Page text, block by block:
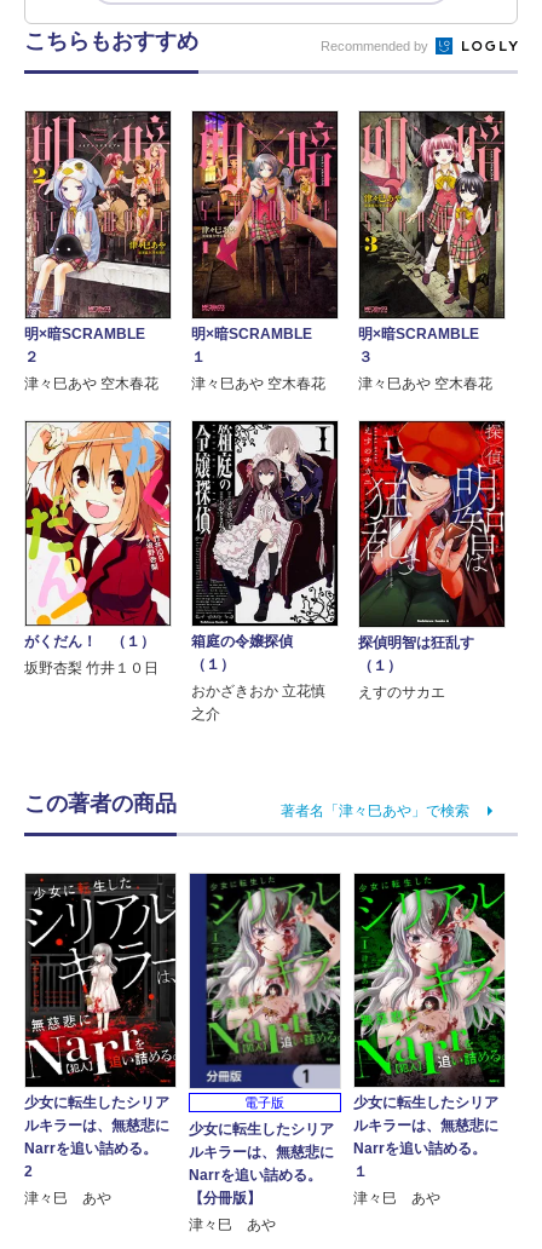
こちらもおすすめ Recommended by
明×暗SCRAMBLE
２
津々巳あや 空木春花
明×暗SCRAMBLE
１
津々巳あや 空木春花
明×暗SCRAMBLE
３
津々巳あや 空木春花
がくだん！ （１）
坂野杏梨 竹井１０日
箱庭の令嬢探偵
（１）
おかざきおか 立花慎
之介
探偵明智は狂乱す
（１）
えすのサカエ
この著者の商品 著者名「津々巳あや」で検索
少女に転生したシリア
ルキラーは、無慈悲に
Narrを追い詰める。
2
津々巳 あや
電子版
少女に転生したシリア
ルキラーは、無慈悲に
Narrを追い詰める。
【分冊版】
津々巳 あや
少女に転生したシリア
ルキラーは、無慈悲に
Narrを追い詰める。
１
津々巳 あや